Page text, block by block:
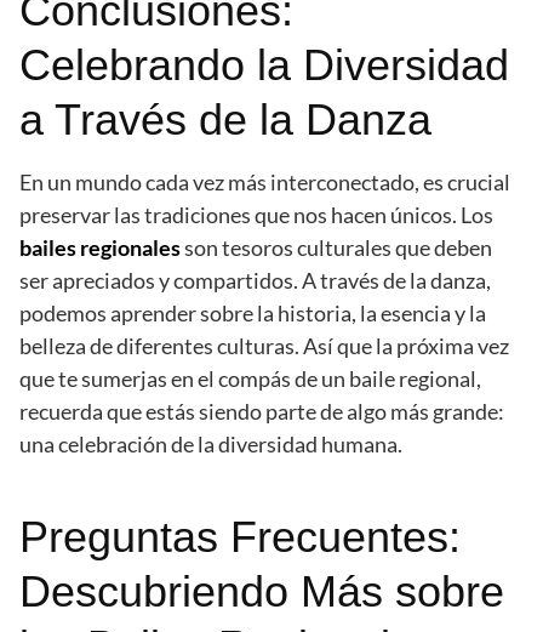
Conclusiones:
Celebrando la Diversidad
a Través de la Danza
En un mundo cada vez más interconectado, es crucial
preservar las tradiciones que nos hacen únicos. Los
bailes regionalesson tesoros culturales que deben
ser apreciados y compartidos. A través de la danza,
podemos aprender sobre la historia, la esencia y la
belleza de diferentes culturas. Así que la próxima vez
que te sumerjas en el compás de un baile regional,
recuerda que estás siendo parte de algo más grande:
una celebración de la diversidad humana.
Preguntas Frecuentes:
Descubriendo Más sobre